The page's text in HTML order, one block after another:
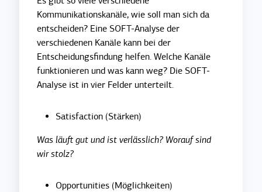
Kommunikationskanäle, wie soll man sich da
entscheiden? Eine SOFT-Analyse der
verschiedenen Kanäle kann bei der
Entscheidungsfindung helfen. Welche Kanäle
funktionieren und was kann weg? Die SOFT-
Analyse ist in vier Felder unterteilt.
Satisfaction (Stärken)
Was läuft gut und ist verlässlich? Worauf sind
wir stolz?
Opportunities (Möglichkeiten)